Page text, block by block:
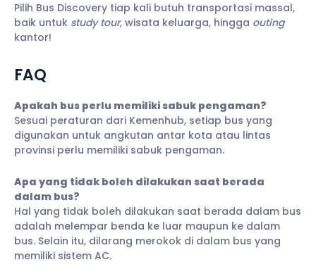
Pilih Bus Discovery tiap kali butuh transportasi massal,
baik untuk study tour, wisata keluarga, hingga outing
kantor!
FAQ
Apakah bus perlu memiliki sabuk pengaman?
Sesuai peraturan dari Kemenhub, setiap bus yang
digunakan untuk angkutan antar kota atau lintas
provinsi perlu memiliki sabuk pengaman.
Apa yang tidak boleh dilakukan saat berada
dalam bus?
Hal yang tidak boleh dilakukan saat berada dalam bus
adalah melempar benda ke luar maupun ke dalam
bus. Selain itu, dilarang merokok di dalam bus yang
memiliki sistem AC.